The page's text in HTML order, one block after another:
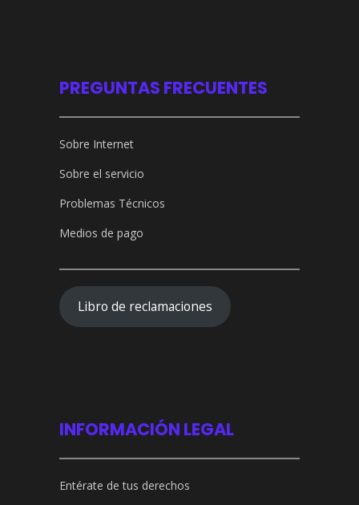
PREGUNTAS FRECUENTES
Sobre Internet
Sobre el servicio
Problemas Técnicos
Medios de pago
Libro de reclamaciones
INFORMACIÓN LEGAL
Entérate de tus derechos